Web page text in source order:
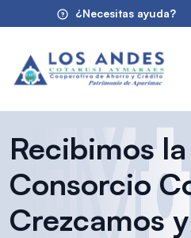
¿Necesitas ayuda?
Recibimos
Consorcio
Crezcamos